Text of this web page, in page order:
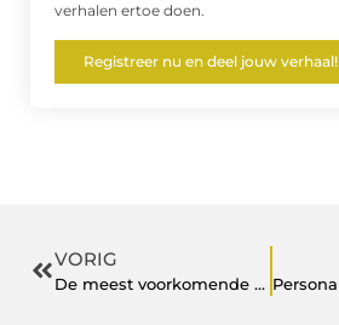
verhalen ertoe doen.
Registreer nu en deel jouw verhaal!
VORIG
De meest voorkomende behandelingen bij de tandarts in Breda